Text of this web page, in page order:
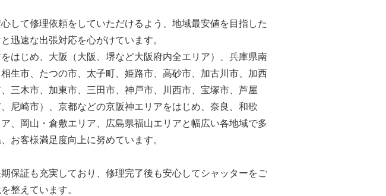
して修理依頼をしていただけるよう、地域最安値を目指した
迅速な出張対応を心がけています。
はじめ、大阪（大阪、堺など大阪府内全エリア）、兵庫県南
生市、たつの市、太子町、姫路市、高砂市、加古川市、加西
三木市、加東市、三田市、神戸市、川西市、宝塚市、芦屋
尼崎市）、京都などの京阪神エリアをはじめ、奈良、和歌
、岡山・倉敷エリア、広島県福山エリアと幅広い各地域で多
お客様満足度向上に努めています。
保証も充実しており、修理完了後も安心してシャッターをご
整えています。